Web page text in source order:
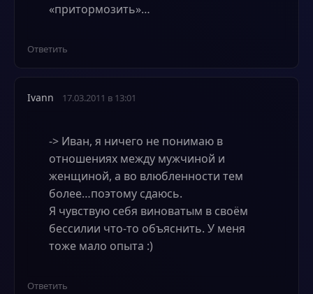
«притормозить»…
Ответить
Ivann 17.03.2011 в 13:01
-> Иван, я ничего не понимаю в
отношениях между мужчиной и
женщиной, а во влюбленности тем
более…поэтому сдаюсь.
Я чувствую себя виноватым в своём
бессилии что-то объяснить. У меня
тоже мало опыта :)
Ответить